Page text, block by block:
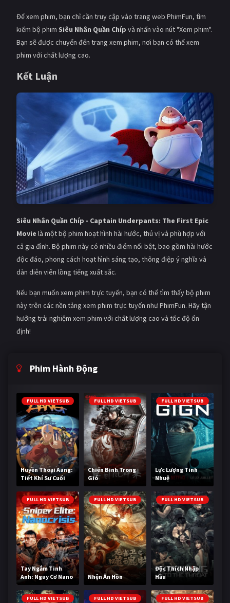
Để xem phim, bạn chỉ cần truy cập vào trang web PhimFun, tìm
kiếm bộ phim Siêu Nhân Quần Chíp và nhấn vào nút "Xem phim".
Bạn sẽ được chuyển đến trang xem phim, nơi bạn có thể xem
phim với chất lượng cao.
Kết Luận
Siêu Nhân Quần Chíp - Captain Underpants: The First Epic
Movie là một bộ phim hoạt hình hài hước, thú vị và phù hợp với
cả gia đình. Bộ phim này có nhiều điểm nổi bật, bao gồm hài hước
độc đáo, phong cách hoạt hình sáng tạo, thông điệp ý nghĩa và
dàn diễn viên lồng tiếng xuất sắc.
Nếu bạn muốn xem phim trực tuyến, bạn có thể tìm thấy bộ phim
này trên các nền tảng xem phim trực tuyến như PhimFun. Hãy tận
hưởng trải nghiệm xem phim với chất lượng cao và tốc độ ổn
định!
Phim Hành Động
FULL HD VIETSUB
Huyền Thoại Aang:
Tiết Khí Sư Cuối
Cùng
FULL HD VIETSUB
Chiến Binh Trong
Gió
FULL HD VIETSUB
Lực Lượng Tinh
Nhuệ
FULL HD VIETSUB
Tay Ngắm Tinh
Anh: Nguy Cơ Nano
FULL HD VIETSUB
Nhện Ăn Hồn
FULL HD VIETSUB
Độc Thích Nhập
Hầu
FULL HD VIETSUB FULL HD VIETSUB FULL HD VIETSUB